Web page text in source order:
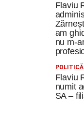
Flaviu
am
nu m-
POLITICĂ
Flaviu
numit
SA –